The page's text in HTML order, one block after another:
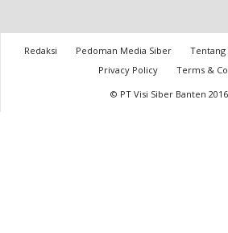
Redaksi Pedoman Media Siber Tentang
Privacy Policy
Terms &
© PT Visi Siber Banten